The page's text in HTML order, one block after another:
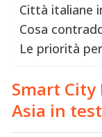
Città italiane
Cosa
Le priorità
Smart City
Asia in